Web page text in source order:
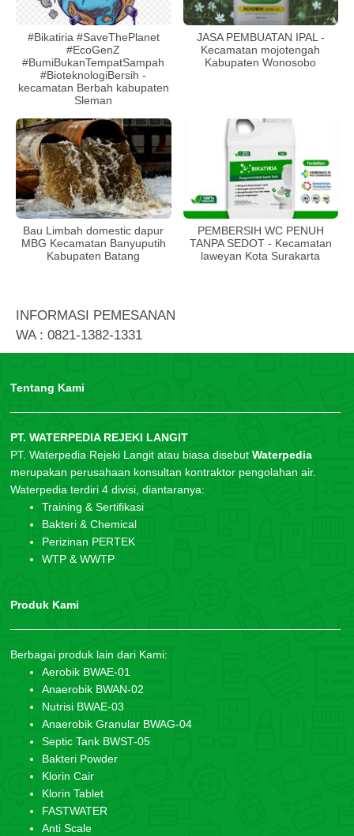
#Bikatiria #SaveThePlanet
#EcoGenZ
#BumiBukanTempatSampah
#BioteknologiBersih -
kecamatan Berbah kabupaten
Sleman
JASA PEMBUATAN IPAL -
Kecamatan mojotengah
Kabupaten Wonosobo
Bau Limbah domestic dapur
MBG Kecamatan Banyuputih
Kabupaten Batang
PEMBERSIH WC PENUH
TANPA SEDOT - Kecamatan
laweyan Kota Surakarta
INFORMASI PEMESANAN
WA : 0821-1382-1331
Tentang Kami
PT. WATERPEDIA REJEKI LANGIT
PT. Waterpedia Rejeki Langit atau biasa disebut Waterpedia
merupakan perusahaan konsultan kontraktor pengolahan air.
Waterpedia terdiri 4 divisi, diantaranya:
Training & Sertifikasi
Bakteri & Chemical
Perizinan PERTEK
WTP & WWTP
Produk Kami
Berbagai produk lain dari Kami:
Aerobik BWAE-01
Anaerobik BWAN-02
Nutrisi BWAE-03
Anaerobik Granular BWAG-04
Septic Tank BWST-05
Bakteri Powder
Klorin Cair
Klorin Tablet
FASTWATER
Anti Scale